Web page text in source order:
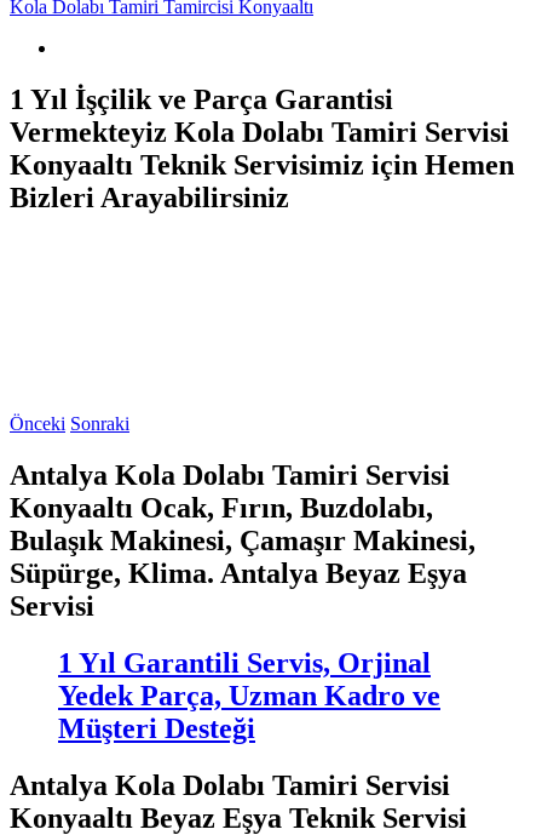
Kola Dolabı Tamiri Tamircisi Konyaaltı
1 Yıl İşçilik ve Parça Garantisi
Vermekteyiz Kola Dolabı Tamiri Servisi
Konyaaltı Teknik Servisimiz için Hemen
Bizleri Arayabilirsiniz
Önceki Sonraki
Antalya Kola Dolabı Tamiri Servisi
Konyaaltı Ocak, Fırın, Buzdolabı,
Bulaşık Makinesi, Çamaşır Makinesi,
Süpürge, Klima. Antalya Beyaz Eşya
Servisi
1 Yıl Garantili Servis, Orjinal
Yedek Parça, Uzman Kadro ve
Müşteri Desteği
Antalya Kola Dolabı Tamiri Servisi
Konyaaltı Beyaz Eşya Teknik Servisi